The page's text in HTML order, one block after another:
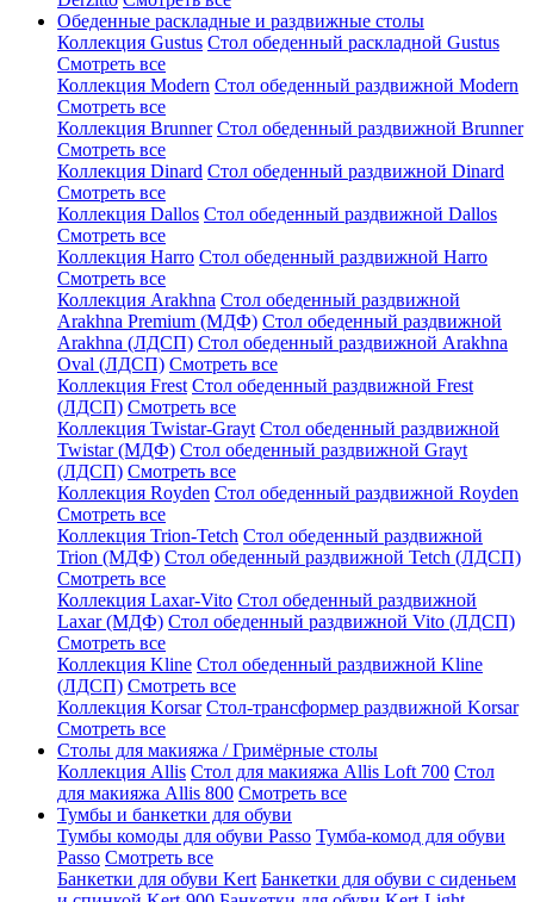
Обеденные раскладные и раздвижные столы
Коллекция Gustus Стол обеденный раскладной Gustus
Смотреть все
Коллекция Modern Стол обеденный раздвижной Modern
Смотреть все
Коллекция Brunner Стол обеденный раздвижной Brunner
Смотреть все
Коллекция Dinard Стол обеденный раздвижной Dinard
Смотреть все
Коллекция Dallos Стол обеденный раздвижной Dallos
Смотреть все
Коллекция Harro Стол обеденный раздвижной Harro
Смотреть все
Коллекция Arakhna Стол обеденный раздвижной
Arakhna Premium (МДФ) Стол обеденный раздвижной
Arakhna (ЛДСП) Стол обеденный раздвижной Arakhna
Oval (ЛДСП) Смотреть все
Коллекция Frest Стол обеденный раздвижной Frest
(ЛДСП) Смотреть все
Коллекция Twistar-Grayt Стол обеденный раздвижной
Twistar (МДФ) Стол обеденный раздвижной Grayt
(ЛДСП) Смотреть все
Коллекция Royden Стол обеденный раздвижной Royden
Смотреть все
Коллекция Trion-Tetch Стол обеденный раздвижной
Trion (МДФ) Стол обеденный раздвижной Tetch (ЛДСП)
Смотреть все
Коллекция Laxar-Vito Стол обеденный раздвижной
Laxar (МДФ) Стол обеденный раздвижной Vito (ЛДСП)
Смотреть все
Коллекция Kline Стол обеденный раздвижной Kline
(ЛДСП) Смотреть все
Коллекция Korsar Стол-трансформер раздвижной Korsar
Смотреть все
Столы для макияжа / Гримёрные столы
Коллекция Allis Стол для макияжа Allis Loft 700 Стол
для макияжа Allis 800 Смотреть все
Тумбы и банкетки для обуви
Тумбы комоды для обуви Passo Тумба-комод для обуви
Passo Смотреть все
Банкетки для обуви Kert Банкетки для обуви с сиденьем